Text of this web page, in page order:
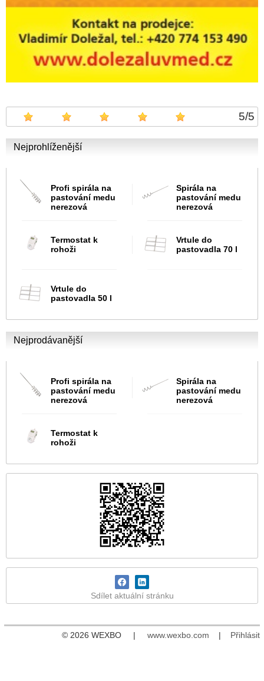
5/5
Nejprohlíženější
Profi spirála na
pastování medu
nerezová
Spirála na
pastování medu
nerezová
Termostat k
rohoži
Vrtule do
pastovadla 70 l
Vrtule do
pastovadla 50 l
Nejprodávanější
Profi spirála na
pastování medu
nerezová
Spirála na
pastování medu
nerezová
Termostat k
rohoži
Sdílet aktuální stránku
© 2026 WEXBO | www.wexbo.com | Přihlásit